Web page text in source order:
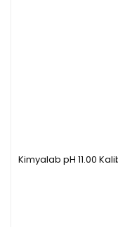
Kimyalab pH 11.00